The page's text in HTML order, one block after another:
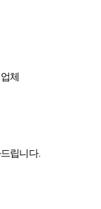
체
립니다.